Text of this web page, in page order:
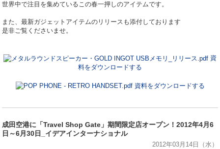
世界中で注目を集めているこの春一押しのアイテムです。
また、最新ガジェットアイテムのリリースも添付しております
是非ご覧くださいませ。
資
料をダウンロードする
資料をダウンロードする
成田空港に「Travel Shop Gate」期間限定店オープン！2012年4月6
日～6月30日_イデアインターナショナル
2012年03月14日（水）